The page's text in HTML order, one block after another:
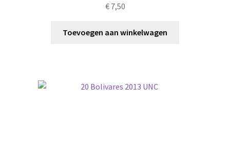
€7,50
Toevoegen aan winkelwagen